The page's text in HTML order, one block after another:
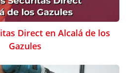
Direct en Alcalá de los
Gazules